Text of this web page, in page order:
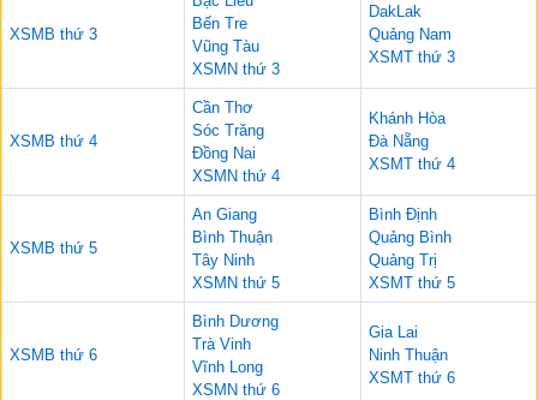
XSMB thứ 3
Bến Tre
Vũng Tàu
XSMN thứ 3
DakLak
Quảng Nam
XSMT thứ 3
XSMB thứ 4
Cần Thơ
Sóc Trăng
Đồng Nai
XSMN thứ 4
Khánh Hòa
Đà Nẵng
XSMT thứ 4
XSMB thứ 5
An Giang
Bình Thuận
Tây Ninh
XSMN thứ 5
Bình Định
Quảng Bình
Quảng Trị
XSMT thứ 5
XSMB thứ 6
Bình Dương
Trà Vinh
Vĩnh Long
XSMN thứ 6
Gia Lai
Ninh Thuận
XSMT thứ 6